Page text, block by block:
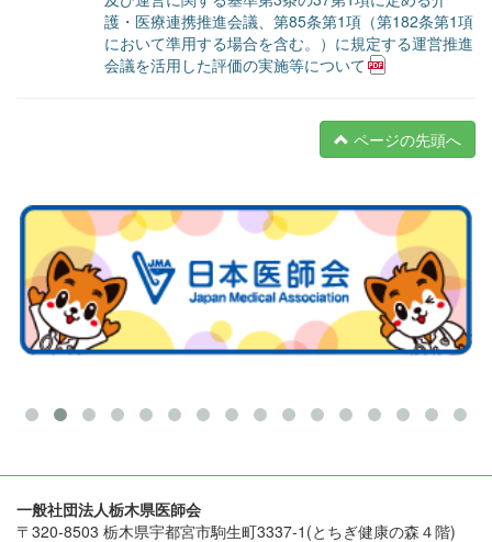
護・医療連携推進会議、第85条第1項（第182条第1項
において準用する場合を含む。）に規定する運営推進
会議を活用した評価の実施等について
ページの先頭へ
一般社団法人栃木県医師会
〒320-8503 栃木県宇都宮市駒生町3337-1(とちぎ健康の森４階)